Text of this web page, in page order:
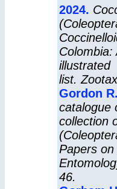
2024.
Colombia:
illustrated
list.
Gordon
catalogue
collection
Papers
46.